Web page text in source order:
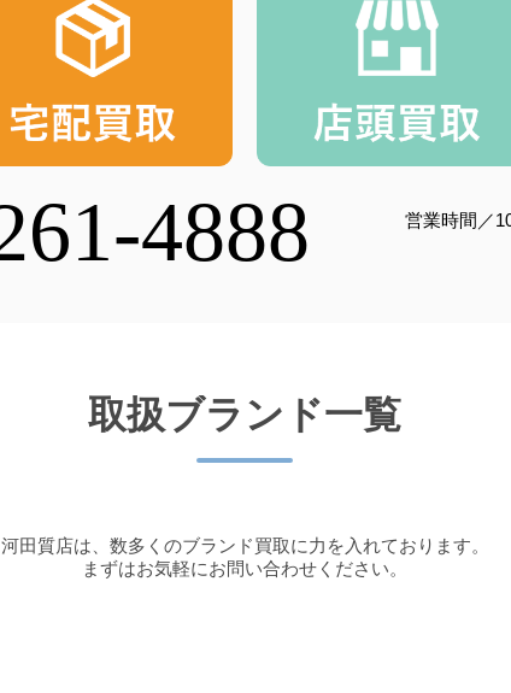
4888
営業時間／
取扱ブランド一覧
河田質店は、 数多くのブランド買取に力を入れております。
まずはお気軽にお問い合わせください。